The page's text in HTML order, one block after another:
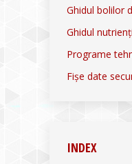
Ghidul bolilor
Ghidul
Programe
Fișe date
INDEX